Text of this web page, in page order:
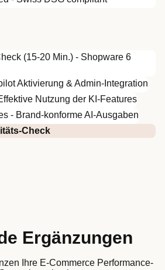
(15-20 Min.) - Shopware 6
Aktivierung & Admin-Integration
Nutzung der KI-Features
- Brand-konforme AI-Ausgaben
Check
Ergänzungen
Ihre E-Commerce Performance-